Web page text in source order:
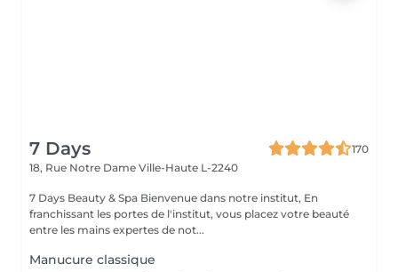
7 Days
170
18, Rue Notre Dame Ville-Haute L-2240
7 Days Beauty & Spa Bienvenue dans notre institut, En
franchissant les portes de l'institut, vous placez votre beauté
entre les mains expertes de not...
Manucure classique